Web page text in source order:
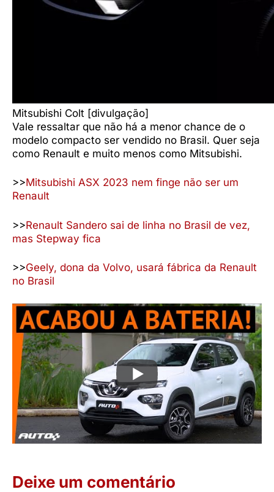
Mitsubishi Colt [divulgação]
Vale ressaltar que não há a menor chance de o
modelo compacto ser vendido no Brasil. Quer seja
como Renault e muito menos como Mitsubishi.
>>Mitsubishi ASX 2023 nem finge não ser um
Renault
>>Renault Sandero sai de linha no Brasil de vez,
mas Stepway fica
>>Geely, dona da Volvo, usará fábrica da Renault
no Brasil
Deixe um comentário